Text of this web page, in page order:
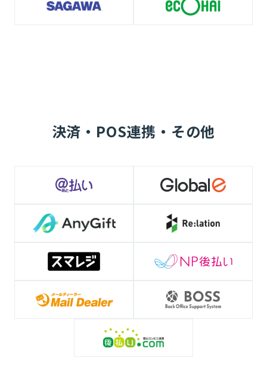
決済・POS連携・その他